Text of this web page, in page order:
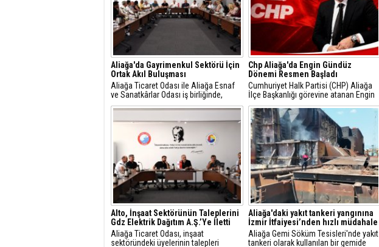
Aliağa'da Gayrimenkul Sektörü İçin
Ortak Akıl Buluşması
Aliağa Ticaret Odası ile Aliağa Esnaf
ve Sanatkârlar Odası iş birliğinde,
ilçede faaliyet gösteren gayrimenkul
danışmanlarıyla sektörel istişare
toplantısı gerçekleştirildi.
Chp Aliağa'da Engin Gündüz
Dönemi Resmen Başladı
Cumhuriyet Halk Partisi (CHP) Aliağa
İlçe Başkanlığı görevine atanan Engin
Gündüz, sosyal medya hesabından
yaptığı açıklamayla yeni döneme ilişkin
mesajlar verdi.
Alto, İnşaat Sektörünün Taleplerini
Gdz Elektrik Dağıtım A.Ş.’Ye İletti
Aliağa Ticaret Odası, inşaat
sektöründeki üyelerinin talepleri
Aliağa'daki yakıt tankeri yangınına
İzmir İtfaiyesi’nden hızlı müdahale
Aliağa Gemi Söküm Tesisleri'nde yakıt
tankeri olarak kullanılan bir gemide